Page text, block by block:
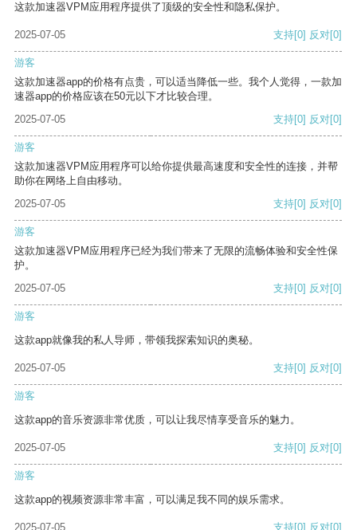
这款加速器VPM应用程序提供了顶级的安全性和隐私保护。
2025-07-05 支持[0] 反对[0]
游客
这款加速器app的价格有点贵，可以适当降低一些。我个人觉得，一款加
速器app的价格应该在50元以下才比较合理。
2025-07-05
支持[0] 反对[0]
游客
这款加速器VPM应用程序可以给你提供最高速度和安全性的连接，并帮
助你在网络上自由移动。
2025-07-05
支持[0] 反对[0]
游客
这款加速器VPM应用程序已经为我们带来了无限的流畅体验和安全性保
护。
2025-07-05
支持[0] 反对[0]
游客
这款app就像我的私人导师，带领我探索知识的奥秘。
2025-07-05 支持[0] 反对[0]
游客
这款app的音乐资源非常优质，可以让我尽情享受音乐的魅力。
2025-07-05 支持[0] 反对[0]
游客
这款app的视频资源非常丰富，可以满足我不同的娱乐需求。
2025-07-05 支持[0] 反对[0]